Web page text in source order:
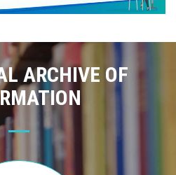
ARCHIVE OF